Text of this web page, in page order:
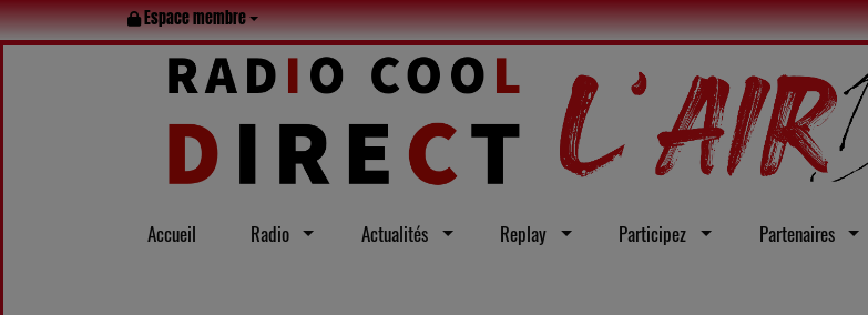
Espace membre
Accueil Radio Actualités Replay Participez Partenaires